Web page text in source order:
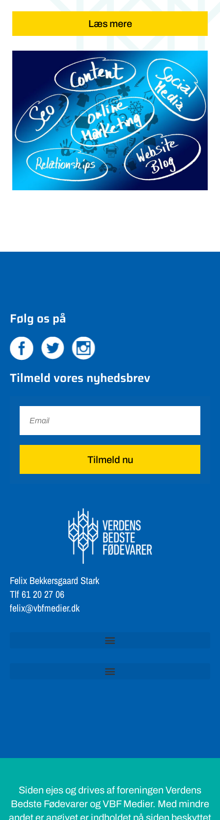
Læs mere
Følg os på
Tilmeld vores nyhedsbrev
Tilmeld nu
Felix Bekkersgaard Stark
Tlf 61 20 27 06
felix@vbfmedier.dk
Siden ejes og drives af foreningen Verdens
Bedste Fødevarer og VBF Medier. Med mindre
andet er angivet er indholdet på siden beskyttet